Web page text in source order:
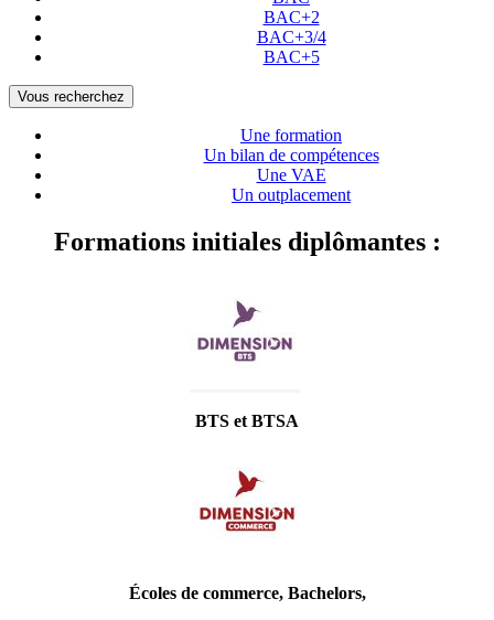
BAC+2
BAC+3/4
BAC+5
Vous recherchez
Une formation
Un bilan de compétences
Une VAE
Un outplacement
Formations initiales diplômantes :
BTS et BTSA
Écoles de commerce, Bachelors,